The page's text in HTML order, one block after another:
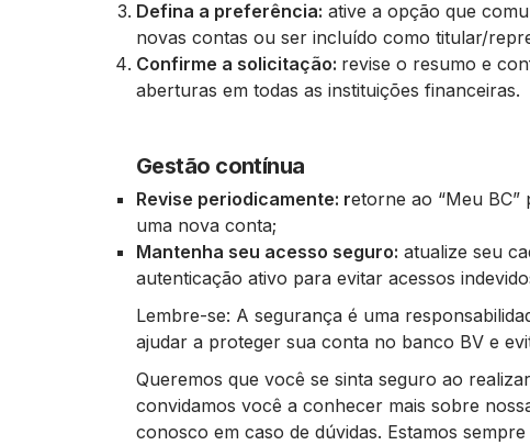
Defina a preferência: ative a opção que
novas contas ou ser incluído como titular/
Confirme a solicitação: revise o resumo e
aberturas em todas as instituições financeiras.
Gestão contínua
Revise periodicamente: retorne ao “Meu
uma nova conta;
Mantenha seu acesso seguro: atualize seu
autenticação ativo para evitar acessos
Lembre-se: A segurança é uma
ajudar a proteger sua conta no banco BV e
Queremos que você se sinta seguro ao
convidamos você a conhecer mais sobre
conosco em caso de dúvidas. Estamos